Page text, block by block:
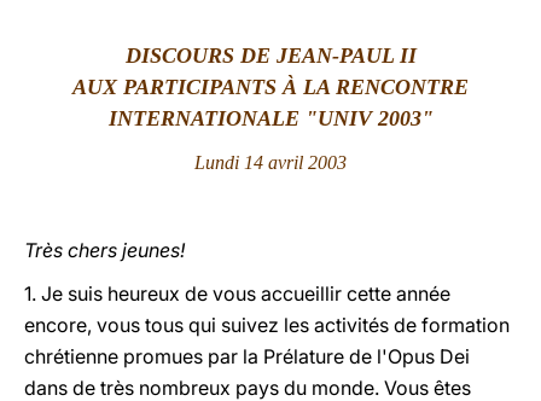
DISCOURS DE JEAN-PAUL II
AUX PARTICIPANTS À LA RENCONTRE
INTERNATIONALE "UNIV 2003"
Lundi 14 avril 2003
Très chers jeunes!
1. Je suis heureux de vous accueillir cette année
encore, vous tous qui suivez les activités de formation
chrétienne promues par la Prélature de l'Opus Dei
dans de très nombreux pays du monde. Vous êtes